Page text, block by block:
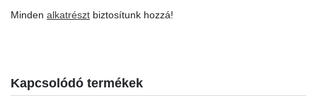
Minden alkatrészt biztosítunk hozzá!
Kapcsolódó termékek